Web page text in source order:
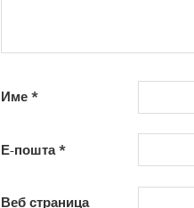
Име*
Е-пошта*
Веб страница